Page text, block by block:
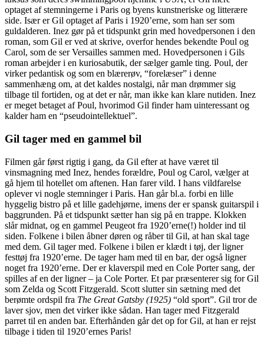
optaget af stemningerne i Paris og byens kunstneriske og litterære
side. Især er Gil optaget af Paris i 1920’erne, som han ser som
guldalderen. Inez gør på et tidspunkt grin med hovedpersonen i den
roman, som Gil er ved at skrive, overfor hendes bekendte Poul og
Carol, som de ser Versailles sammen med. Hovedpersonen i Gils
roman arbejder i en kuriosabutik, der sælger gamle ting. Poul, der
virker pedantisk og som en blærerøv, “forelæser” i denne
sammenhæng om, at det kaldes nostalgi, når man drømmer sig
tilbage til fortiden, og at det er når, man ikke kan klare nutiden. Inez
er meget betaget af Poul, hvorimod Gil finder ham uinteressant og
kalder ham en “pseudointellektuel”.
Gil tager med en gammel bil
Filmen går først rigtig i gang, da Gil efter at have været til
vinsmagning med Inez, hendes forældre, Poul og Carol, vælger at
gå hjem til hotellet om aftenen. Han farer vild. I hans vildfarelse
oplever vi nogle stemninger i Paris. Han går bl.a. forbi en lille
hyggelig bistro på et lille gadehjørne, imens der er spansk guitarspil i
baggrunden. På et tidspunkt sætter han sig på en trappe. Klokken
slår midnat, og en gammel Peugeot fra 1920’erne(!) holder ind til
siden. Folkene i bilen åbner døren og råber til Gil, at han skal tage
med dem. Gil tager med. Folkene i bilen er klædt i tøj, der ligner
festtøj fra 1920’erne. De tager ham med til en bar, der også ligner
noget fra 1920’erne. Der er klaverspil med en Cole Porter sang, der
spilles af en der ligner – ja Cole Porter. Et par præsenterer sig for Gil
som Zelda og Scott Fitzgerald. Scott slutter sin sætning med det
berømte ordspil fra The Great Gatsby (1925) “old sport”. Gil tror de
laver sjov, men det virker ikke sådan. Han tager med Fitzgerald
parret til en anden bar. Efterhånden går det op for Gil, at han er rejst
tilbage i tiden til 1920’ernes Paris!